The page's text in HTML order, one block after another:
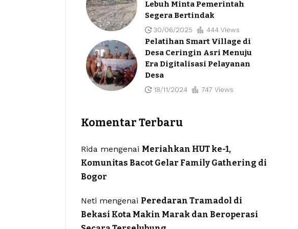
Lebuh Minta Pemerintah
Segera Bertindak
30/06/2025 444 Views
Pelatihan Smart Village di
Desa Ceringin Asri Menuju
Era Digitalisasi Pelayanan
Desa
18/11/2024 747 Views
Komentar Terbaru
Ridamengenai Meriahkan HUT ke-1,
Komunitas Bacot Gelar Family Gathering di
Bogor
Neti mengenai Peredaran Tramadol di
Bekasi Kota Makin Marak dan Beroperasi